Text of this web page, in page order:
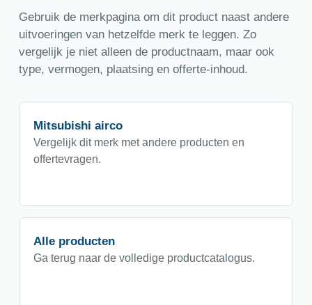
Gebruik de merkpagina om dit product naast andere
uitvoeringen van hetzelfde merk te leggen. Zo
vergelijk je niet alleen de productnaam, maar ook
type, vermogen, plaatsing en offerte-inhoud.
Mitsubishi airco
Vergelijk dit merk met andere producten en
offertevragen.
Alle producten
Ga terug naar de volledige productcatalogus.